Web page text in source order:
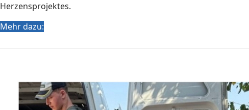
Herzensprojektes.
Mehr dazu: